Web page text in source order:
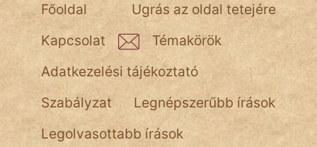
vörös ördög
nagyöreg
NapHold
Név nélkül
pszichopati
Ugrás az oldal tetejére
Főoldal
Kapcsolat
Témakörök
Adatkezelési tájékoztató
Szabályzat
Legnépszerűbb írások
Legolvasottabb írások